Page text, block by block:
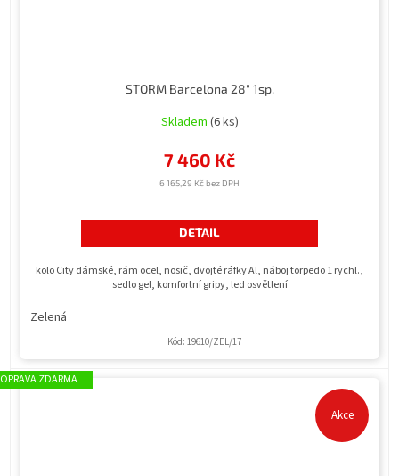
STORM Barcelona 28" 1sp.
Skladem (6 ks)
6 165,29 Kč bez DPH
7 460 Kč
DETAIL
kolo City dámské, rám ocel, nosič, dvojté ráfky Al, náboj torpedo 1 rychl.,
sedlo gel, komfortní gripy, led osvětlení
Zelená
Kód: 19610/ZEL/17
Akce
ZDARMA